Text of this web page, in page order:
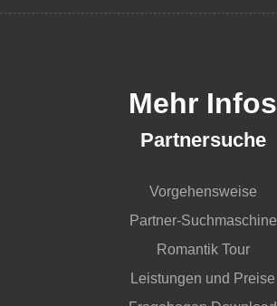
Mehr Infos
Partnersuche
Vorgehensweise
Partner-Suchmaschine
Romantik Tour
Leistungen und Preise